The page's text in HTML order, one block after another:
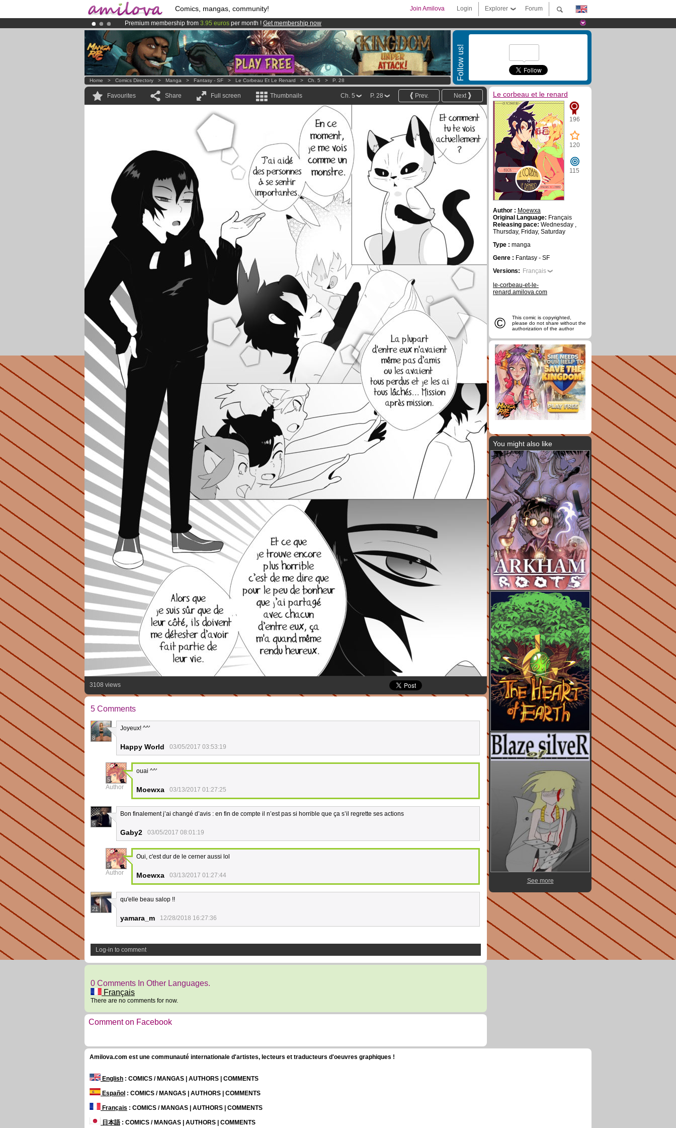
Comics, mangas, community! Forum
Explorer
Login
Join Amilova
Premium membership from 3.95 euros per month ! Get membership now
Already 134393membersand 1208comics & mangas!.
AmilovaKickstarter is now LIVE!.
Follow us!
Home > Comics Directory > Manga > Fantasy - SF > Le Corbeau Et Le Renard > Ch. 5 > P. 28
Favourites Share Full screen Thumbnails Next
Prev.
P. 28
Ch. 5
3108 views
5 Comments
8
Joyeux! ^^'
Happy World 03/05/2017 03:53:19
5
Author
ouai ^^'
Moewxa 03/13/2017 01:27:25
5
Bon finalement j’ai changé d’avis : en fin de compte il n’est pas si horrible que ça s’il regrette ses actions
Gaby2 03/05/2017 08:01:19
5
Author
Oui, c'est dur de le cerner aussi lol
Moewxa 03/13/2017 01:27:44
21
qu'elle beau salop !!
yamara_m 12/28/2018 16:27:36
Log-in to comment
0 Comments In Other Languages.
Français
There are no comments for now.
Comment on Facebook
Le corbeau et le renard
196
120
115
Author : Moewxa
Original Language: Français
Releasing pace: Wednesday ,
Thursday, Friday, Saturday
Type : manga
Genre : Fantasy - SF
Versions: Français
le-corbeau-et-le-
renard.amilova.com
©
This comic is copyrighted,
please do not share without the
authorization of the author
You might also like
See more
Amilova.com est une communauté internationale d'artistes, lecteurs et traducteurs d'oeuvres graphiques !
English : COMICS / MANGAS | AUTHORS | COMMENTS
Español : COMICS / MANGAS | AUTHORS | COMMENTS
Français : COMICS / MANGAS | AUTHORS | COMMENTS
日本語: COMICS / MANGAS | AUTHORS | COMMENTS